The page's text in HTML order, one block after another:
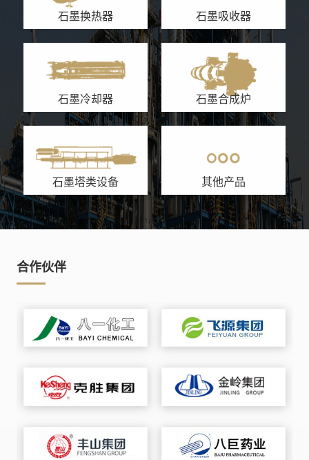
石墨换热器 石墨吸收器
石墨冷却器 石墨合成炉
石墨塔类设备 其他产品
合作伙伴